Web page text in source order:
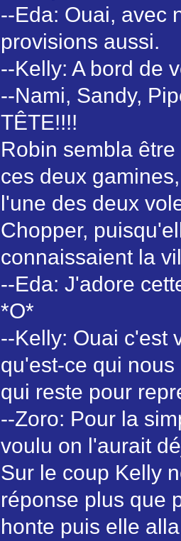
--Eda: Ouai, avec
provisions aussi.
--Kelly: A bord de
--Nami, Sandy,
TÊTE!!!!
Robin sembla
ces deux
l'une des deux
Chopper,
connaissaient la
--Eda: J'adore
*O*
--Kelly: Ouai c'est
qu'est-ce qui
qui reste pour
--Zoro: Pour la
voulu on l'aurait
Sur le coup Kelly
réponse plus que
honte puis elle